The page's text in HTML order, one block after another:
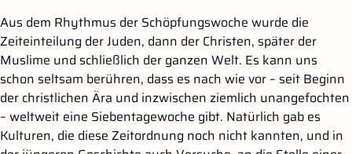
Aus dem Rhythmus der Schöpfungswoche wurde die
Zeiteinteilung der Juden, dann der Christen, später der
Muslime und schließlich der ganzen Welt. Es kann uns
schon seltsam berühren, dass es nach wie vor – seit Beginn
der christlichen Ära und inzwischen ziemlich unangefochten
– weltweit eine Siebentagewoche gibt. Natürlich gab es
Kulturen, die diese Zeitordnung noch nicht kannten, und in